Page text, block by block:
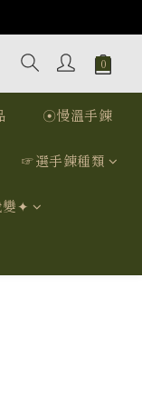
☉慢溫手鍊
☞選手鍊種類
變✦